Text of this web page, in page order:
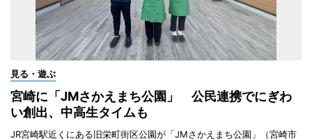
見る・遊ぶ
宮崎に「JMさかえまち公園」 公民連携でにぎわ
い創出、中高生タイムも
JR宮崎駅近くにある旧栄町街区公園が「JMさかえまち公園」（宮崎市